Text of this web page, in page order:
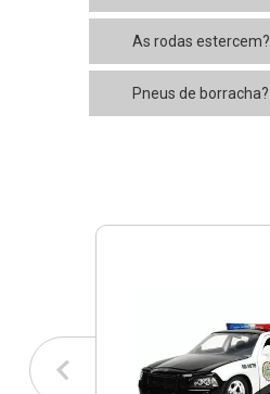
As rodas estercem?
Pneus de borracha?